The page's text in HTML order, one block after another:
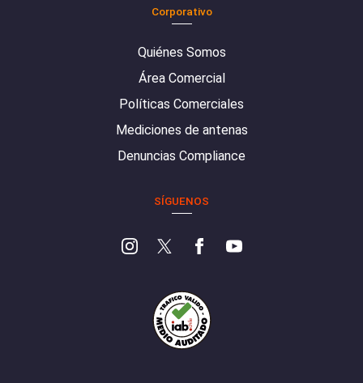
Corporativo
Quiénes Somos
Área Comercial
Políticas Comerciales
Mediciones de antenas
Denuncias Compliance
SÍGUENOS